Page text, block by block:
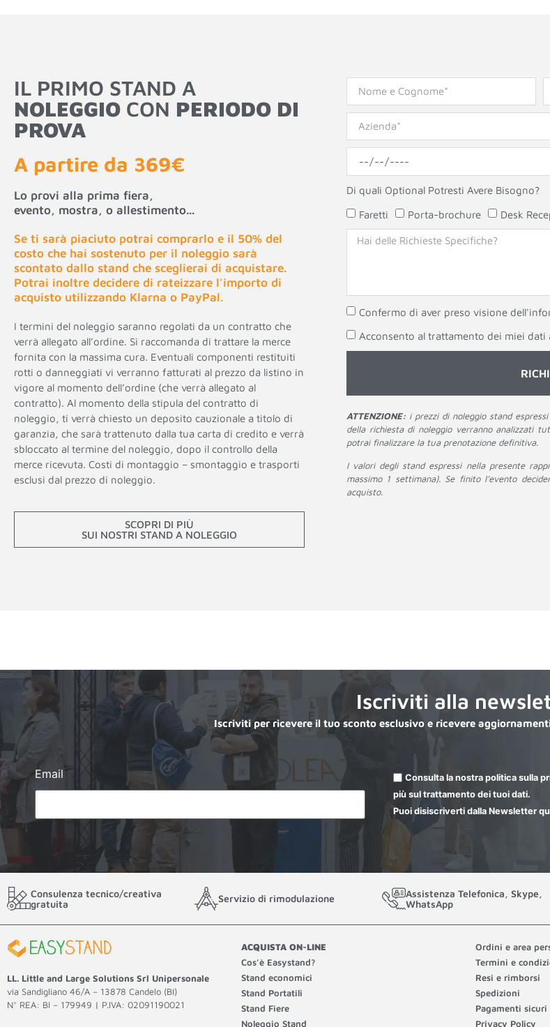
IL PRIMO STAND A
NOLEGGIO CON PERIODO DI
PROVA
A partire da 369€
Lo provi alla prima fiera,
evento, mostra, o allestimento...
Se ti sarà piaciuto potrai comprarlo e il 50% del
costo che hai sostenuto per il noleggio sarà
scontato dallo stand che sceglierai di acquistare.
Potrai inoltre decidere di rateizzare l'importo di
acquisto utilizzando Klarna o PayPal.
I termini del noleggio saranno regolati da un contratto che
verrà allegato all’ordine. Si raccomanda di trattare la merce
fornita con la massima cura. Eventuali componenti restituiti
rotti o danneggiati vi verranno fatturati al prezzo da listino in
vigore al momento dell’ordine (che verrà allegato al
contratto). Al momento della stipula del contratto di
noleggio, ti verrà chiesto un deposito cauzionale a titolo di
garanzia, che sarà trattenuto dalla tua carta di credito e verrà
sbloccato al termine del noleggio, dopo il controllo della
merce ricevuta. Costi di montaggio – smontaggio e trasporti
esclusi dal prezzo di noleggio.
SCOPRI DI PIÙ
SUI NOSTRI STAND A NOLEGGIO
Di quali Optional Potresti Avere Bisogno?
Faretti Porta-brochure Desk
Confermo di aver preso visione
Acconsento al trattamento dei miei
ATTENZIONE:i prezzi di noleggio stand
della richiesta di noleggio verranno analizzati
potrai finalizzare la tua prenotazione definitiva.
I valori degli stand espressi nella presente
massimo 1 settimana). Se finito l’evento
acquisto.
Iscriviti alla
Iscriviti per ricevere il tuo sconto esclusivo e ricevere
Email
Consulta la nostra politica sulla
più sul trattamento dei tuoi dati.
Puoi disiscriverti dalla Newsletter
Consulenza tecnico/creativa
gratuita
Servizio di rimodulazione
Assistenza Telefonica, Skype,
WhatsApp
LL. Little and Large Solutions Srl Unipersonale
via Sandigliano 46/A – 13878 Candelo (BI)
N° REA: BI – 179949 | P.IVA: 02091190021
ACQUISTA ON-LINE
Cos’è Easystand?
Stand economici
Stand Portatili
Stand Fiere
Noleggio Stand
Ordini e area
Termini e
Resi e rimborsi
Spedizioni
Pagamenti sicuri
Privacy Policy